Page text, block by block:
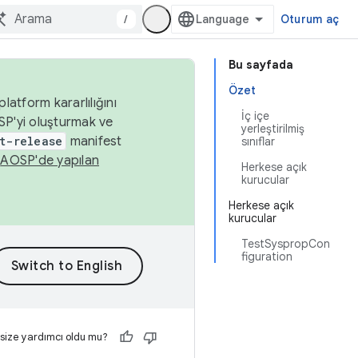
/ Oturum aç
Bu sayfada
Özet
İç içe
yerleştirilmiş
sınıflar
Herkese açık
kurucular
Herkese açık
kurucular
TestSyspropCon
figuration
kararlılığını
oluşturmak ve
release manifest
AOSP'de yapılan
yardımcı oldu mu?